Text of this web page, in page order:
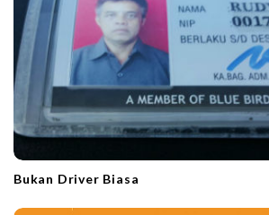
Bukan Driver Biasa